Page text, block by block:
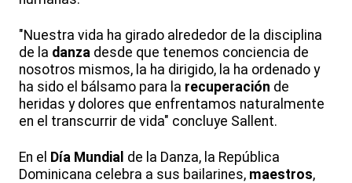
"Nuestra vida ha girado alrededor de la disciplina
de la danza desde que tenemos conciencia de
nosotros mismos, la ha dirigido, la ha ordenado y
ha sido el bálsamo para la recuperación de
heridas y dolores que enfrentamos naturalmente
en el transcurrir de vida" concluye Sallent.
En el Día Mundial de la Danza, la República
Dominicana celebra a sus bailarines, maestros,